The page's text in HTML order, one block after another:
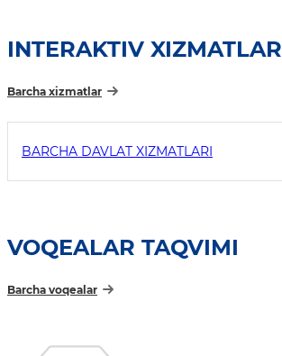
INTERAKTIV XIZMATLAR
Barcha xizmatlar
BARCHA DAVLAT XIZMATLARI
VOQEALAR TAQVIMI
Barcha voqealar